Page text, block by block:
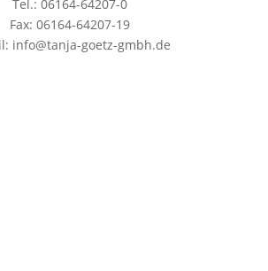
Tel.: 06164-64207-0
Fax: 06164-64207-19
info@tanja-goetz-gmbh.de